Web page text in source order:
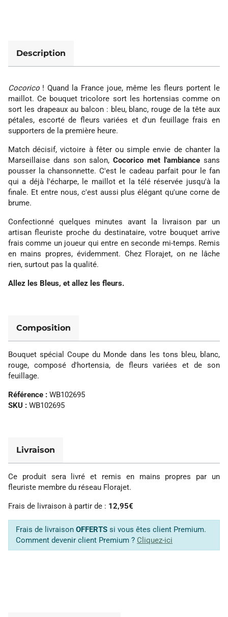
Description
Cocorico ! Quand la France joue, même les fleurs portent le
maillot. Ce bouquet tricolore sort les hortensias comme on
sort les drapeaux au balcon : bleu, blanc, rouge de la tête aux
pétales, escorté de fleurs variées et d'un feuillage frais en
supporters de la première heure.
Match décisif, victoire à fêter ou simple envie de chanter la
Marseillaise dans son salon, Cocorico met l'ambiance sans
pousser la chansonnette. C'est le cadeau parfait pour le fan
qui a déjà l'écharpe, le maillot et la télé réservée jusqu'à la
finale. Et entre nous, c'est aussi plus élégant qu'une corne de
brume.
Confectionné quelques minutes avant la livraison par un
artisan fleuriste proche du destinataire, votre bouquet arrive
frais comme un joueur qui entre en seconde mi-temps. Remis
en mains propres, évidemment. Chez Florajet, on ne lâche
rien, surtout pas la qualité.
Allez les Bleus, et allez les fleurs.
Composition
Bouquet spécial Coupe du Monde dans les tons bleu, blanc,
rouge, composé d'hortensia, de fleurs variées et de son
feuillage.
Référence : WB102695
SKU : WB102695
Livraison
Ce produit sera livré et remis en mains propres par un
fleuriste membre du réseau Florajet.
Frais de livraison à partir de : 12,95€
Frais de livraison OFFERTS si vous êtes client Premium.
Comment devenir client Premium ? Cliquez-ici